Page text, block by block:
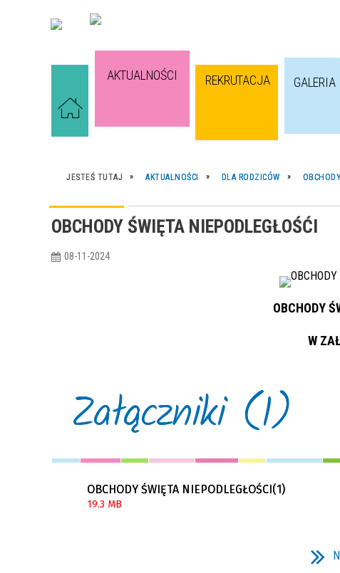
AKTUALNOŚCI REKRUTACJA GALERIA
JESTEŚ TUTAJ AKTUALNOŚCI DLA RODZICÓW
OBCHODY ŚWIĘTA NIEPODLEGŁOŚĆI
08-11-2024
OBCHODY
W
Załączniki (1)
OBCHODY ŚWIĘTA NIEPODLEGŁOŚCI(1)
19.3 MB